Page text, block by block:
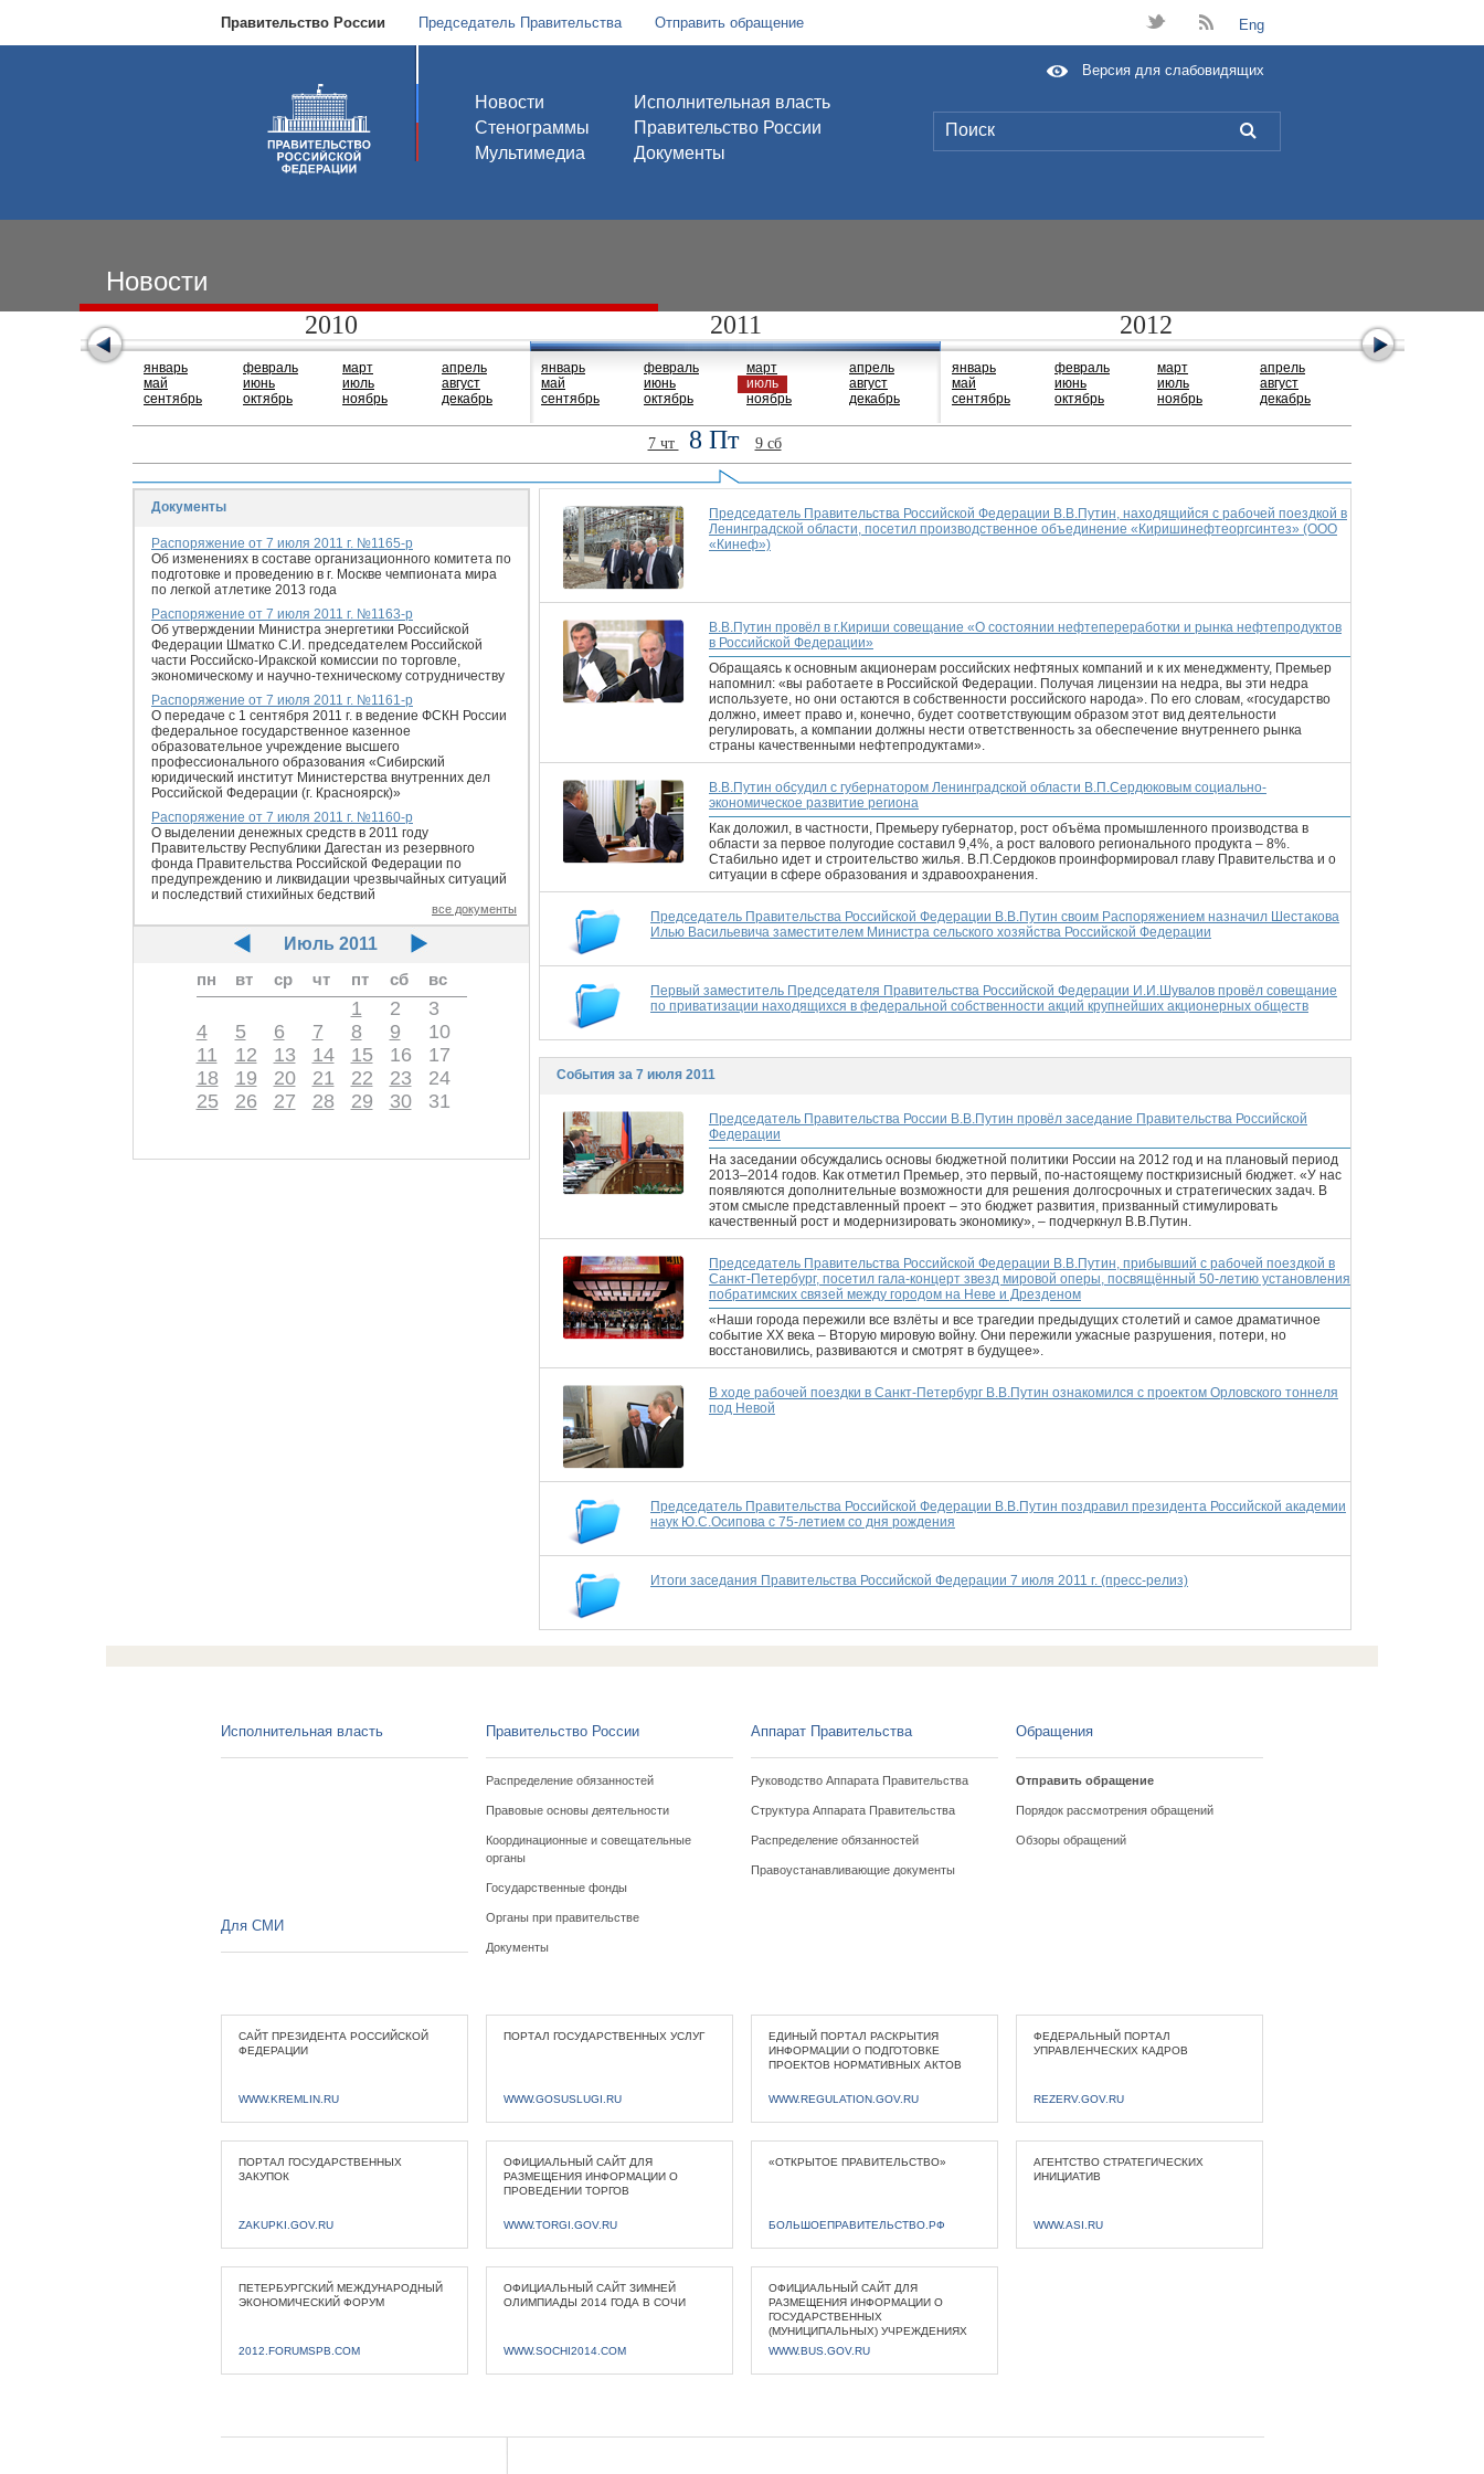
Правительство России Председатель Правительства Отправить обращение t B Eng
Новости
Стенограммы
Мультимедиа
Исполнительная власть
Правительство России
Документы
L
Версия для слабовидящих
Новости
2010
январь
май
сентябрь
февраль
июнь
октябрь
март
июль
ноябрь
апрель
август
декабрь
2011
январь
май
сентябрь
февраль
июнь
октябрь
март
июль
ноябрь
апрель
август
декабрь
2012
январь
май
сентябрь
февраль
июнь
октябрь
март
июль
ноябрь
апрель
август
декабрь
7 чт 8 Пт 9 сб
Документы
Распоряжение от 7 июля 2011 г. №1165-р
Об изменениях в составе организационного комитета по
подготовке и проведению в г. Москве чемпионата мира
по легкой атлетике 2013 года
Распоряжение от 7 июля 2011 г. №1163-р
Об утверждении Министра энергетики Российской
Федерации Шматко С.И. председателем Российской
части Российско-Иракской комиссии по торговле,
экономическому и научно-техническому сотрудничеству
Распоряжение от 7 июля 2011 г. №1161-р
О передаче с 1 сентября 2011 г. в ведение ФСКН России
федеральное государственное казенное
образовательное учреждение высшего
профессионального образования «Сибирский
юридический институт Министерства внутренних дел
Российской Федерации (г. Красноярск)»
Распоряжение от 7 июля 2011 г. №1160-р
О выделении денежных средств в 2011 году
Правительству Республики Дагестан из резервного
фонда Правительства Российской Федерации по
предупреждению и ликвидации чрезвычайных ситуаций
и последствий стихийных бедствий
все документы
Июль 2011
пн
вт ср чт пт сб вс
1 2
3
4
5 6 7 8 9
10
11
12 13 14 15 16
17
18
19 20 21 22 23
24
25
26 27 28 29 30 31
Председатель Правительства Российской Федерации В.В.Путин, находящийся с рабочей поездкой в
Ленинградской области, посетил производственное объединение «Киришинефтеоргсинтез» (ООО
«Кинеф»)
В.В.Путин провёл в г.Кириши совещание «О состоянии нефтепереработки и рынка нефтепродуктов
в Российской Федерации»
Обращаясь к основным акционерам российских нефтяных компаний и к их менеджменту, Премьер
напомнил: «вы работаете в Российской Федерации. Получая лицензии на недра, вы эти недра
используете, но они остаются в собственности российского народа». По его словам, «государство
должно, имеет право и, конечно, будет соответствующим образом этот вид деятельности
регулировать, а компании должны нести ответственность за обеспечение внутреннего рынка
страны качественными нефтепродуктами».
В.В.Путин обсудил с губернатором Ленинградской области В.П.Сердюковым социально-
экономическое развитие региона
Как доложил, в частности, Премьеру губернатор, рост объёма промышленного производства в
области за первое полугодие составил 9,4%, а рост валового регионального продукта – 8%.
Стабильно идет и строительство жилья. В.П.Сердюков проинформировал главу Правительства и о
ситуации в сфере образования и здравоохранения.
Председатель Правительства Российской Федерации В.В.Путин своим Распоряжением назначил Шестакова
Илью Васильевича заместителем Министра сельского хозяйства Российской Федерации
Первый заместитель Председателя Правительства Российской Федерации И.И.Шувалов провёл совещание
по приватизации находящихся в федеральной собственности акций крупнейших акционерных обществ
События за 7 июля 2011
Председатель Правительства России В.В.Путин провёл заседание Правительства Российской
Федерации
На заседании обсуждались основы бюджетной политики России на 2012 год и на плановый период
2013–2014 годов. Как отметил Премьер, это первый, по-настоящему посткризисный бюджет. «У нас
появляются дополнительные возможности для решения долгосрочных и стратегических задач. В
этом смысле представленный проект – это бюджет развития, призванный стимулировать
качественный рост и модернизировать экономику», – подчеркнул В.В.Путин.
Председатель Правительства Российской Федерации В.В.Путин, прибывший с рабочей поездкой в
Санкт-Петербург, посетил гала-концерт звезд мировой оперы, посвящённый 50-летию установления
побратимских связей между городом на Неве и Дрезденом
«Наши города пережили все взлёты и все трагедии предыдущих столетий и самое драматичное
событие XX века – Вторую мировую войну. Они пережили ужасные разрушения, потери, но
восстановились, развиваются и смотрят в будущее».
В ходе рабочей поездки в Санкт-Петербург В.В.Путин ознакомился с проектом Орловского тоннеля
под Невой
Председатель Правительства Российской Федерации В.В.Путин поздравил президента Российской академии
наук Ю.С.Осипова с 75-летием со дня рождения
Итоги заседания Правительства Российской Федерации 7 июля 2011 г. (пресс-релиз)
Исполнительная власть Правительство России
Распределение обязанностей
Правовые основы деятельности
Координационные и совещательные
органы
Государственные фонды
Органы при правительстве
Документы
Аппарат Правительства
Руководство Аппарата Правительства
Структура Аппарата Правительства
Распределение обязанностей
Правоустанавливающие документы
Обращения
Отправить обращение
Порядок рассмотрения обращений
Обзоры обращений
Для СМИ
САЙТ ПРЕЗИДЕНТА РОССИЙСКОЙ
ФЕДЕРАЦИИ
WWW.KREMLIN.RU
ПОРТАЛ ГОСУДАРСТВЕННЫХ УСЛУГ
WWW.GOSUSLUGI.RU
ЕДИНЫЙ ПОРТАЛ РАСКРЫТИЯ
ИНФОРМАЦИИ О ПОДГОТОВКЕ
ПРОЕКТОВ НОРМАТИВНЫХ АКТОВ
WWW.REGULATION.GOV.RU
ФЕДЕРАЛЬНЫЙ ПОРТАЛ
УПРАВЛЕНЧЕСКИХ КАДРОВ
REZERV.GOV.RU
ПОРТАЛ ГОСУДАРСТВЕННЫХ
ЗАКУПОК
ZAKUPKI.GOV.RU
ОФИЦИАЛЬНЫЙ САЙТ ДЛЯ
РАЗМЕЩЕНИЯ ИНФОРМАЦИИ О
ПРОВЕДЕНИИ ТОРГОВ
WWW.TORGI.GOV.RU
«ОТКРЫТОЕ ПРАВИТЕЛЬСТВО»
БОЛЬШОЕПРАВИТЕЛЬСТВО.РФ
АГЕНТСТВО СТРАТЕГИЧЕСКИХ
ИНИЦИАТИВ
WWW.ASI.RU
ПЕТЕРБУРГСКИЙ МЕЖДУНАРОДНЫЙ
ЭКОНОМИЧЕСКИЙ ФОРУМ
2012.FORUMSPB.COM
ОФИЦИАЛЬНЫЙ САЙТ ЗИМНЕЙ
ОЛИМПИАДЫ 2014 ГОДА В СОЧИ
WWW.SOCHI2014.COM
ОФИЦИАЛЬНЫЙ САЙТ ДЛЯ
РАЗМЕЩЕНИЯ ИНФОРМАЦИИ О
ГОСУДАРСТВЕННЫХ
(МУНИЦИПАЛЬНЫХ) УЧРЕЖДЕНИЯХ
WWW.BUS.GOV.RU